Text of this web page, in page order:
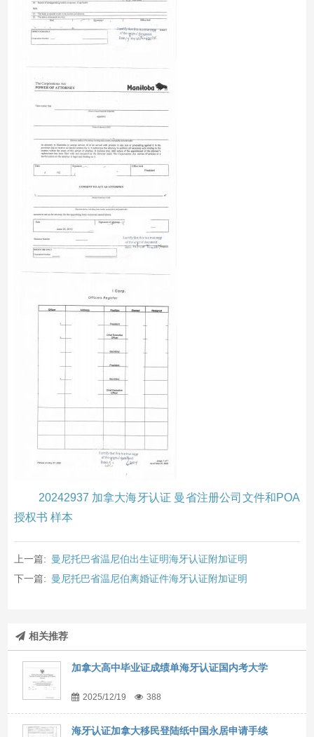
20242937 加拿大海牙认证 曼省注册公司文件和POA
授权书 样本
上一篇: 曼尼托巴省温尼伯出生证明海牙认证附加证明
下一篇: 曼尼托巴省温尼伯离婚证件海牙认证附加证明
相关推荐
加拿大高中毕业证成绩单海牙认证国内考大学
2025/12/19 388
海牙认证加拿大移民登陆纸中国永居申请手续